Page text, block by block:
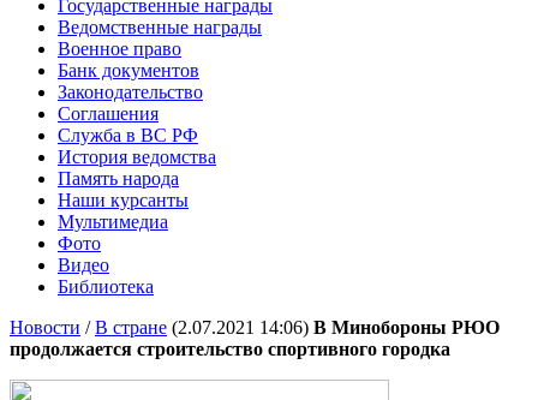
Государственные награды
Ведомственные награды
Военное право
Банк документов
Законодательство
Соглашения
Служба в ВС РФ
История ведомства
Память народа
Наши курсанты
Мультимедиа
Фото
Видео
Библиотека
Новости /В стране (2.07.2021 14:06) В Минобороны РЮО
продолжается строительство спортивного городка